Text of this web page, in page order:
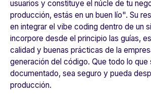
usuarios y constituye el núcle de tu
producción, estás en un buen lío". Su
en integrar el vibe coding dentro de un
incorpore desde el principio las guías,
calidad y buenas prácticas de la
generación del código. Que todo lo
documentado, sea seguro y pueda
producción.